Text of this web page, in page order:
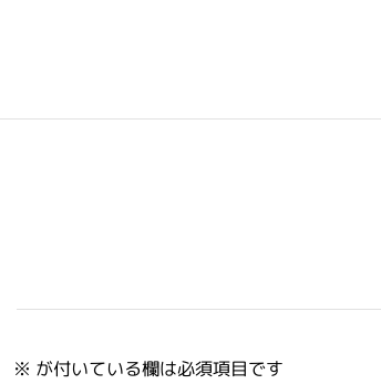
※ が付いている欄は必須項目です